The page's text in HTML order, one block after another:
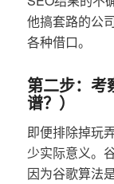
他搞套路的公
各种借口。
第二步：考
谱？）
即便排除掉玩
少实际意义。
因为谷歌算法